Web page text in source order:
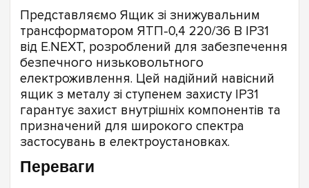
Представляємо Ящик зі знижувальним
трансформатором ЯТП-0,4 220/36 В IP31
від E.NEXT, розроблений для забезпечення
безпечного низьковольтного
електроживлення. Цей надійний навісний
ящик з металу зі ступенем захисту IP31
гарантує захист внутрішніх компонентів та
призначений для широкого спектра
застосувань в електроустановках.
Переваги